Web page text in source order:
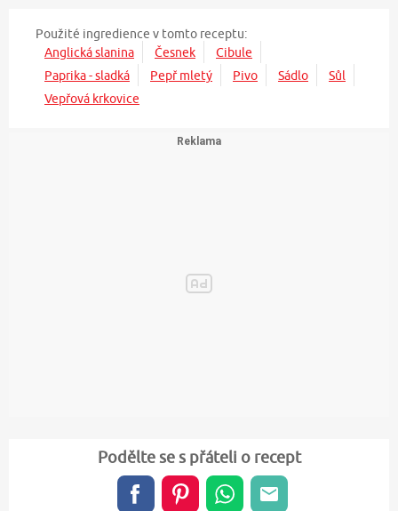
Použité ingredience v tomto receptu:
Anglická slanina
Česnek
Cibule
Paprika - sladká
Pepř mletý Pivo Sádlo
Sůl
Vepřová krkovice
Podělte se s přáteli o recept